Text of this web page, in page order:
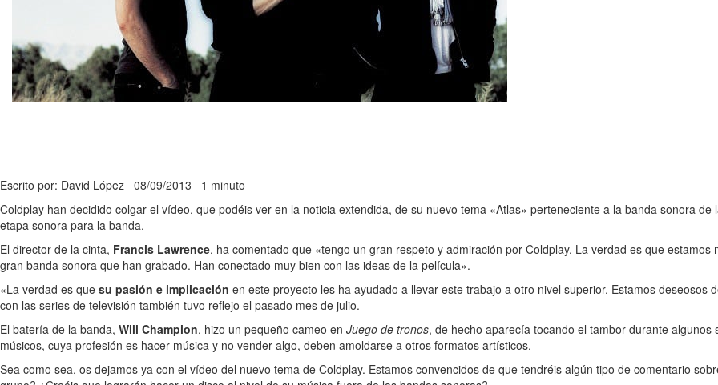
Escrito por: David López 08/09/2013 1 minuto
Coldplay han decidido colgar el vídeo, que podéis ver en la noticia extendida, de su nuevo tema «Atlas» perteneciente a la banda sonora de
etapa sonora para la banda.
El director de la cinta, Francis Lawrence, ha comentado que «tengo un gran respeto y admiración por Coldplay. La verdad es que
gran banda sonora que han grabado. Han conectado muy bien con las ideas de la película».
«La verdad es que su pasión e implicación en este proyecto les ha ayudado a llevar este trabajo a otro nivel superior. Estamos
con las series de televisión también tuvo reflejo el pasado mes de julio.
El batería de la banda, Will Champion, hizo un pequeño cameo en Juego de tronos, de hecho aparecía tocando el tambor durante
músicos, cuya profesión es hacer música y no vender algo, deben amoldarse a otros formatos artísticos.
Sea como sea, os dejamos ya con el vídeo del nuevo tema de Coldplay. Estamos convencidos de que tendréis algún tipo de comentario